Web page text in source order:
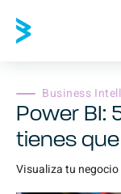
Business
Power BI:
tienes que
Visualiza tu